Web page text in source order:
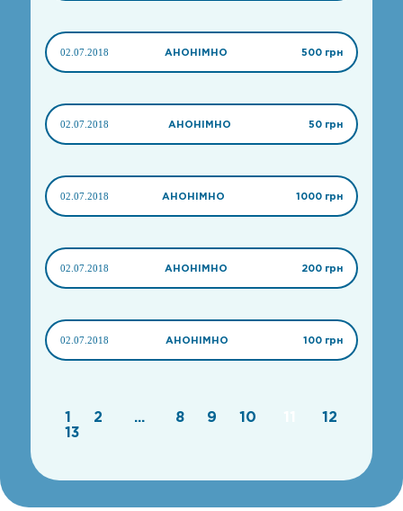
02.07.2018 АНОНІМНО 500 грн
02.07.2018 АНОНІМНО 50 грн
02.07.2018 АНОНІМНО 1000 грн
02.07.2018 АНОНІМНО 200 грн
02.07.2018 АНОНІМНО 100 грн
1 2 ... 8 9 10
12
13